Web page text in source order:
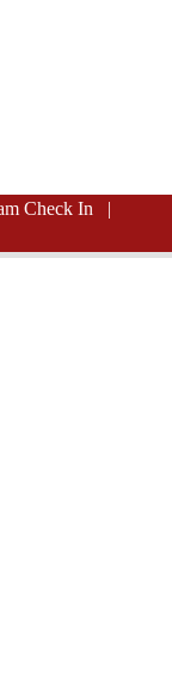
Check In |